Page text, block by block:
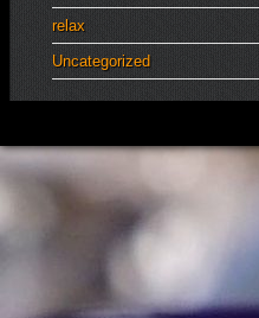
relax
Uncategorized